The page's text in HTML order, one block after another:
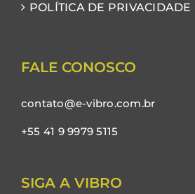
POLÍTICA DE PRIVACIDADE
FALE CONOSCO
contato@e-vibro.com.br
+55 41 9 9979 5115
SIGA A VIBRO